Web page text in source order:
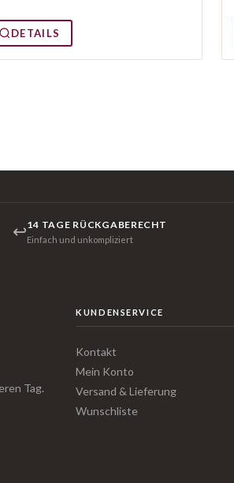
DETAILS
↩14 TAGE RÜCKGABERECHT
Einfach und unkompliziert
Tag.
KUNDENSERVICE
Kontakt
Mein Konto
Versand & Lieferung
Wunschliste